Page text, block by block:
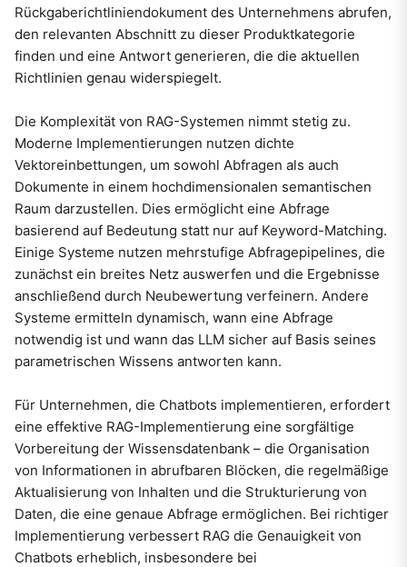
Rückgaberichtliniendokument des Unternehmens abrufen,
den relevanten Abschnitt zu dieser Produktkategorie
finden und eine Antwort generieren, die die aktuellen
Richtlinien genau widerspiegelt.
Die Komplexität von RAG-Systemen nimmt stetig zu.
Moderne Implementierungen nutzen dichte
Vektoreinbettungen, um sowohl Abfragen als auch
Dokumente in einem hochdimensionalen semantischen
Raum darzustellen. Dies ermöglicht eine Abfrage
basierend auf Bedeutung statt nur auf Keyword-Matching.
Einige Systeme nutzen mehrstufige Abfragepipelines, die
zunächst ein breites Netz auswerfen und die Ergebnisse
anschließend durch Neubewertung verfeinern. Andere
Systeme ermitteln dynamisch, wann eine Abfrage
notwendig ist und wann das LLM sicher auf Basis seines
parametrischen Wissens antworten kann.
Für Unternehmen, die Chatbots implementieren, erfordert
eine effektive RAG-Implementierung eine sorgfältige
Vorbereitung der Wissensdatenbank – die Organisation
von Informationen in abrufbaren Blöcken, die regelmäßige
Aktualisierung von Inhalten und die Strukturierung von
Daten, die eine genaue Abfrage ermöglichen. Bei richtiger
Implementierung verbessert RAG die Genauigkeit von
Chatbots erheblich, insbesondere bei